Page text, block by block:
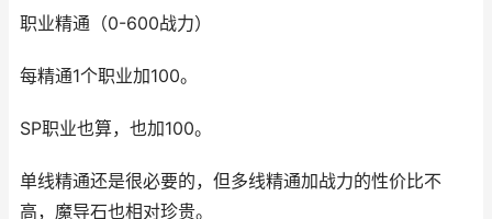
职业精通（0-600战力）
每精通1个职业加100。
SP职业也算，也加100。
单线精通还是很必要的，但多线精通加战力的性价比不
高，魔导石也相对珍贵。